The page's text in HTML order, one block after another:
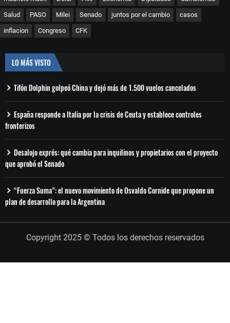
Salud PASO Milei Senado juntos por el cambio casos
inflacion Congreso CFK
LO MÁS VISTO
Tifón Dolphin golpeó China y dejó más de 1.500 vuelos cancelados
España responde a Italia por la crisis de Ceuta y establece controles
fronterizos
Desalojo exprés: qué cambia para inquilinos y propietarios con el proyecto
que aprobó el Senado
“Fuerza Suma”: el nuevo movimiento de Osvaldo Cornide que propone un
plan de desarrollo para la Argentina
Copyright 2025 © Todos los derechos reservados